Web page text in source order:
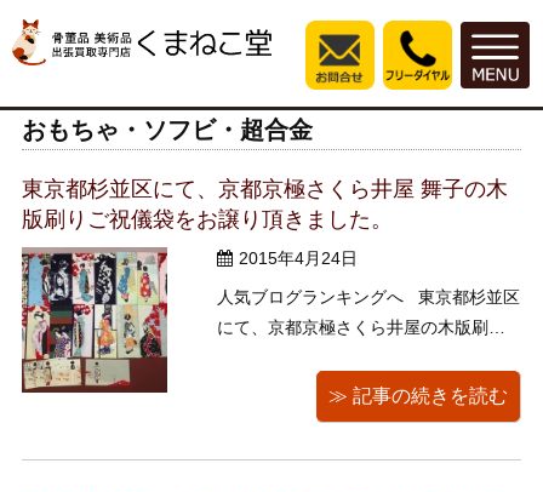
おもちゃ・ソフビ・超合金
東京都杉並区にて、京都京極さくら井屋 舞子の木
版刷りご祝儀袋をお譲り頂きました。
2015年4月24日
人気ブログランキングへ 東京都杉並区
にて、京都京極さくら井屋の木版刷り
木版刷り、たまらなくキレイです！！
ムラムラムラ 他のお店のものも若干
≫ 記事の続きを読む